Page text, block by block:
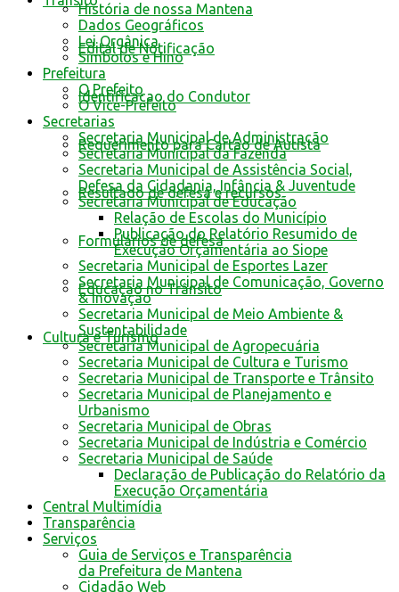
Edital de Notificação
Identificacao do Condutor
Requerimento para Cartão de Autista
Resultado de defesa e recursos
Formulários de defesa
Educação no Trânsito
Cultura e Turismo
História de nossa Mantena
Dados Geográficos
Lei Orgânica
Símbolos e Hino
Prefeitura
O Prefeito
O Vice-Prefeito
Secretarias
Secretaria Municipal de Administração
Secretaria Municipal da Fazenda
Secretaria Municipal de Assistência Social,
Defesa da Cidadania, Infância & Juventude
Secretaria Municipal de Educação
Relação de Escolas do Município
Publicação do Relatório Resumido de
Execução Orçamentária ao Siope
Secretaria Municipal de Esportes Lazer
Secretaria Municipal de Comunicação, Governo
& Inovação
Secretaria Municipal de Meio Ambiente &
Sustentabilidade
Secretaria Municipal de Agropecuária
Secretaria Municipal de Cultura e Turismo
Secretaria Municipal de Transporte e Trânsito
Secretaria Municipal de Planejamento e
Urbanismo
Secretaria Municipal de Obras
Secretaria Municipal de Indústria e Comércio
Secretaria Municipal de Saúde
Declaração de Publicação do Relatório da
Execução Orçamentária
Central Multimídia
Transparência
Serviços
Guia de Serviços e Transparência
da Prefeitura de Mantena
Cidadão Web